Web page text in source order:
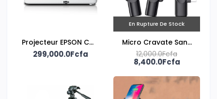
Projecteur EPSON CO-
W01
299,000.0Fcfa
En Rupture De Stock
Micro Cravate Sans
fil
12,000.0Fcfa
8,400.0Fcfa